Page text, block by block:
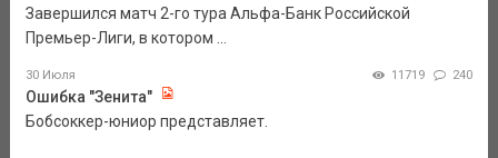
Завершился матч 2-го тура Альфа-Банк Российской
Премьер-Лиги, в котором ...
30 Июля 11719 240
Ошибка "Зенита"
Бобсоккер-юниор представляет.